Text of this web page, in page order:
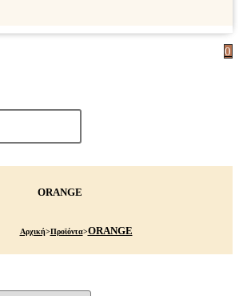
0
ORANGE
Αρχική>Προϊόντα>ORANGE